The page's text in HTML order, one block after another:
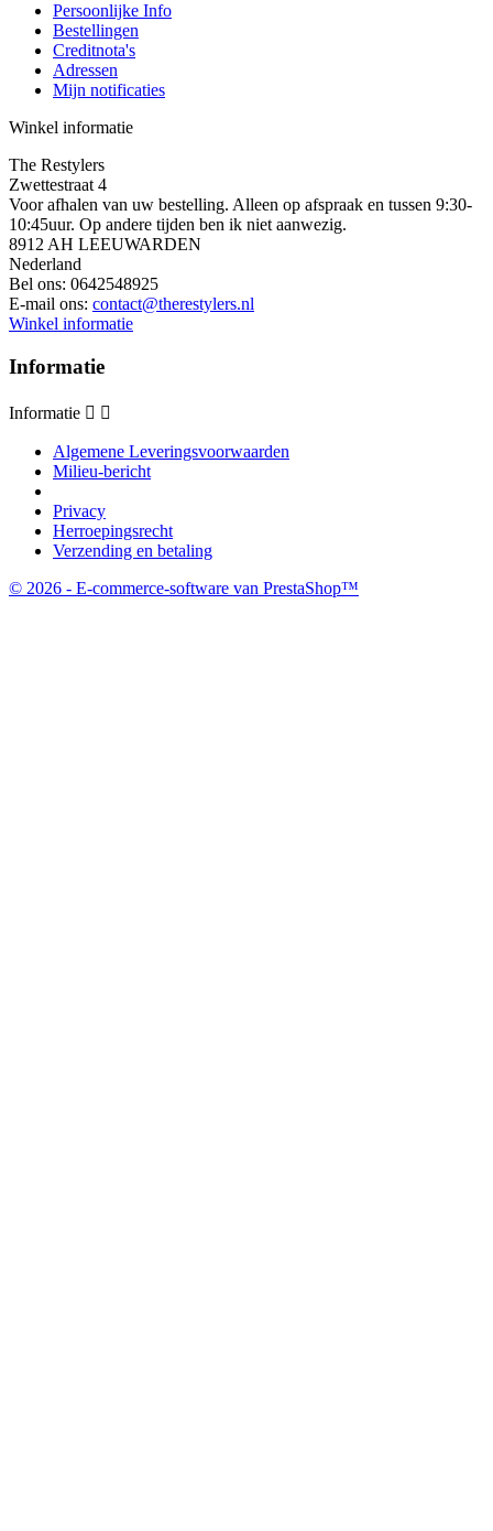
Persoonlijke Info
Bestellingen
Creditnota's
Adressen
Mijn notificaties
Winkel informatie
The Restylers
Zwettestraat 4
Voor afhalen van uw bestelling. Alleen op afspraak en tussen 9:30-
10:45uur. Op andere tijden ben ik niet aanwezig.
8912 AH LEEUWARDEN
Nederland
Bel ons: 0642548925
E-mail ons: contact@therestylers.nl
Winkel informatie
Informatie
Informatie  
Algemene Leveringsvoorwaarden
Milieu-bericht
Privacy
Herroepingsrecht
Verzending en betaling
© 2026 - E-commerce-software van PrestaShop™